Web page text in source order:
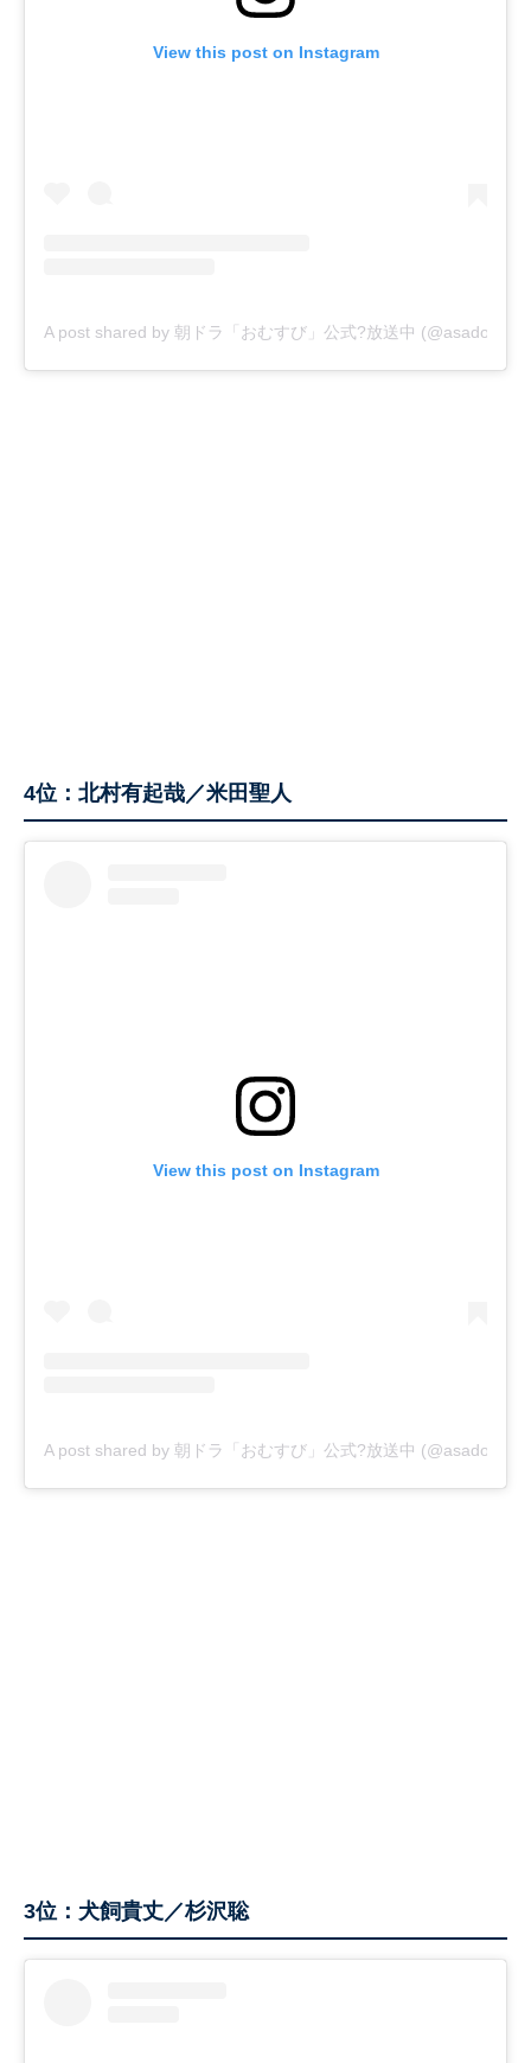
View this post on Instagram
A post shared by 朝ドラ「おむすび」公式?放送中
4位：北村有起哉／米田聖人
View this post on Instagram
A post shared by 朝ドラ「おむすび」公式?放送中
3位：犬飼貴丈／杉沢聡